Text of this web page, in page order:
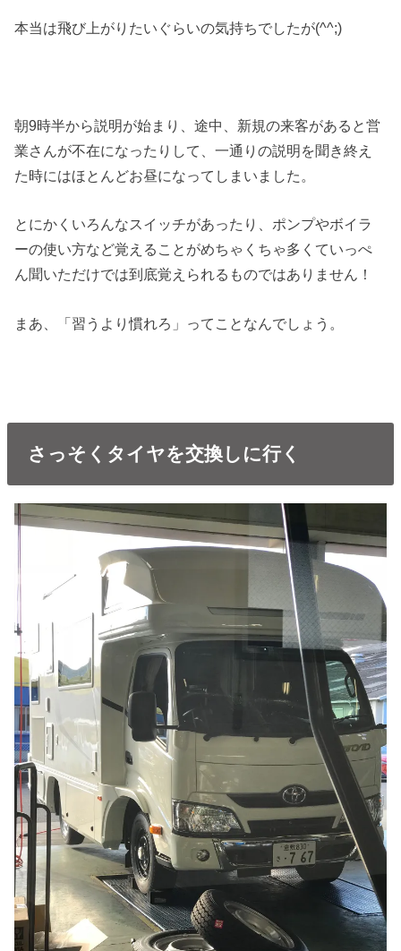
本当は飛び上がりたいぐらいの気持ちでしたが(^^;)
朝9時半から説明が始まり、途中、新規の来客があると営
業さんが不在になったりして、一通りの説明を聞き終え
た時にはほとんどお昼になってしまいました。
とにかくいろんなスイッチがあったり、ポンプやボイラ
ーの使い方など覚えることがめちゃくちゃ多くていっぺ
ん聞いただけでは到底覚えられるものではありません！
まあ、「習うより慣れろ」ってことなんでしょう。
さっそくタイヤを交換しに行く